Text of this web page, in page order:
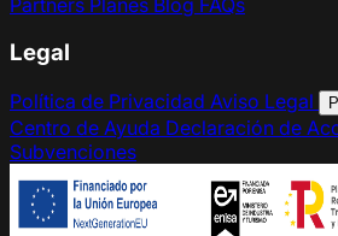
Legal
Política de Privacidad Aviso Legal
Centro de Ayuda Declaración de
Subvenciones